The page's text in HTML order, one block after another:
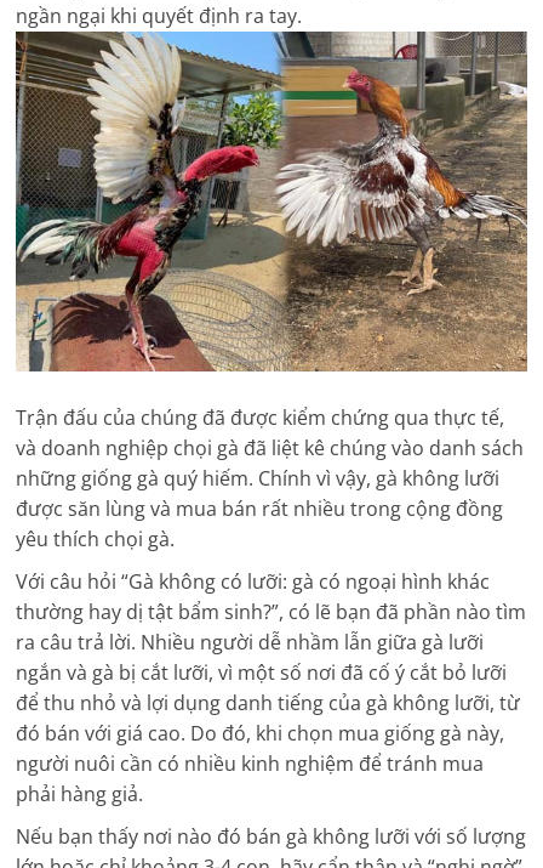
ngần ngại khi quyết định ra tay.
Trận đấu của chúng đã được kiểm chứng qua thực tế,
và doanh nghiệp chọi gà đã liệt kê chúng vào danh sách
những giống gà quý hiếm. Chính vì vậy, gà không lưỡi
được săn lùng và mua bán rất nhiều trong cộng đồng
yêu thích chọi gà.
Với câu hỏi “Gà không có lưỡi: gà có ngoại hình khác
thường hay dị tật bẩm sinh?”, có lẽ bạn đã phần nào tìm
ra câu trả lời. Nhiều người dễ nhầm lẫn giữa gà lưỡi
ngắn và gà bị cắt lưỡi, vì một số nơi đã cố ý cắt bỏ lưỡi
để thu nhỏ và lợi dụng danh tiếng của gà không lưỡi, từ
đó bán với giá cao. Do đó, khi chọn mua giống gà này,
người nuôi cần có nhiều kinh nghiệm để tránh mua
phải hàng giả.
Nếu bạn thấy nơi nào đó bán gà không lưỡi với số lượng